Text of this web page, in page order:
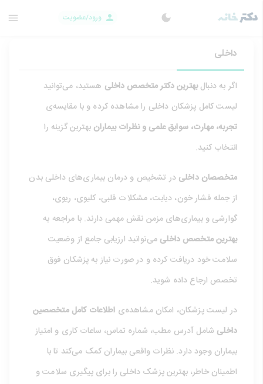
ورود/عضویت
داخلی
اگر به دنبالبهترین دکتر متخصص داخلی هستید، می‌توانید
لیست کامل پزشکان داخلی را مشاهده کرده و با مقایسه‌ی
تجربه، مهارت، سوابق علمی و نظرات بیماران بهترین گزینه را
انتخاب کنید.
متخصصان داخلی در تشخیص و درمان بیماری‌های داخلی بدن
از جمله فشار خون، دیابت، مشکلات قلبی، کلیوی، ریوی،
گوارشی و بیماری‌های مزمن نقش مهمی دارند. با مراجعه به
بهترین متخصص داخلی می‌توانید ارزیابی جامع از وضعیت
سلامت خود دریافت کرده و در صورت نیاز به پزشکان فوق
تخصص ارجاع داده شوید.
در لیست پزشکان، امکان مشاهده‌ی اطلاعات کامل متخصصین
داخلی شامل آدرس مطب، شماره تماس، ساعات کاری و امتیاز
بیماران وجود دارد. نظرات واقعی بیماران کمک می‌کند تا با
اطمینان خاطر، بهترین پزشک داخلی را برای پیگیری سلامت و